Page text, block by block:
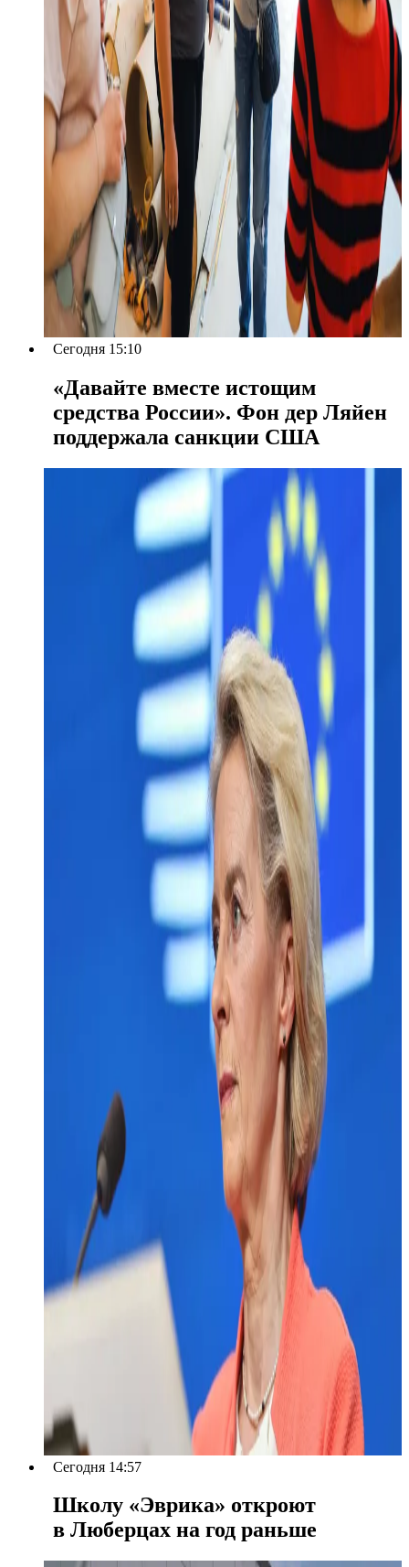
Сегодня 15:10
«Давайте вместе истощим
средства России». Фон дер Ляйен
поддержала санкции США
Сегодня 14:57
Школу «Эврика» откроют
в Люберцах на год раньше